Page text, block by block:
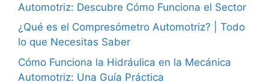
Automotriz: Descubre Cómo Funciona el Sector
¿Qué es el Compresómetro Automotriz? | Todo
lo que Necesitas Saber
Cómo Funciona la Hidráulica en la Mecánica
Automotriz: Una Guía Práctica